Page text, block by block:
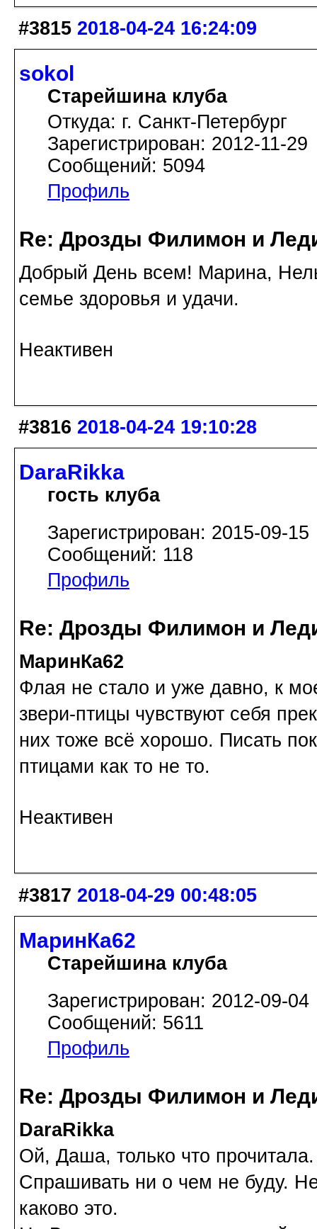
#3815 2018-04-24 16:24:09
sokol
Старейшина клуба
Откуда: г. Санкт-Петербург
Зарегистрирован: 2012-11-29
Сообщений: 5094
Профиль
Re: Дрозды Филимон и
Добрый День всем! Марина,
семье здоровья и удачи.
Неактивен
#3816 2018-04-24 19:10:28
DaraRikka
гость клуба
Зарегистрирован: 2015-09-15
Сообщений: 118
Профиль
Re: Дрозды Филимон и
МаринКа62
Флая не стало и уже давно, к
звери-птицы чувствуют себя
них тоже всё хорошо. Писать
птицами как то не то.
Неактивен
#3817 2018-04-29 00:48:05
МаринКа62
Старейшина клуба
Зарегистрирован: 2012-09-04
Сообщений: 5611
Профиль
Re: Дрозды Филимон и
DaraRikka
Ой, Даша, только что
Спрашивать ни о чем не буду.
каково это.